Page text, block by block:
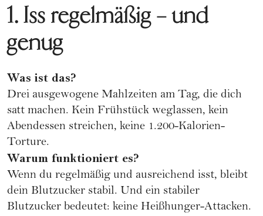
1. Iss regelmäßig – und
genug
Was ist das?
Drei ausgewogene Mahlzeiten am Tag, die dich
satt machen. Kein Frühstück weglassen, kein
Abendessen streichen, keine 1.200-Kalorien-
Torture.
Warum funktioniert es?
Wenn du regelmäßig und ausreichend isst, bleibt
dein Blutzucker stabil. Und ein stabiler
Blutzucker bedeutet: keine Heißhunger-Attacken.